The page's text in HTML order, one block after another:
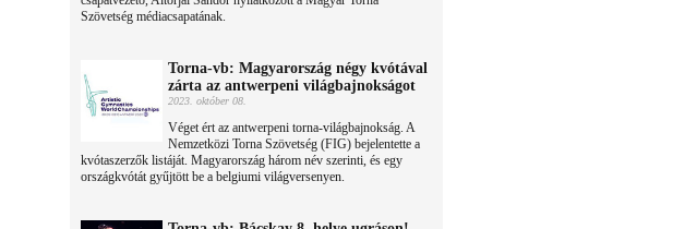
Szövetség médiacsapatának.
Torna-vb: Magyarország négy kvótával
zárta az antwerpeni világbajnokságot
2023. október 08.
Véget ért az antwerpeni torna-világbajnokság. A
Nemzetközi Torna Szövetség (FIG) bejelentette a
kvótaszerzők listáját. Magyarország három név szerinti, és egy
országkvótát gyűjtött be a belgiumi világversenyen.